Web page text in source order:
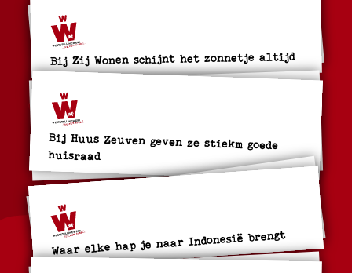
Bij Zij Wonen schijnt het zonnetje altijd
Bij Huus Zeuven geven ze stiekm goede
huisraad
Waar elke hap je naar Indonesië brengt